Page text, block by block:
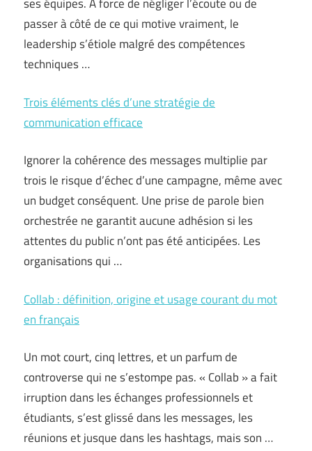
passer à côté de ce qui motive vraiment, le
leadership s’étiole malgré des compétences
techniques …
Trois éléments clés d’une stratégie de
communication efficace
Ignorer la cohérence des messages multiplie par
trois le risque d’échec d’une campagne, même avec
un budget conséquent. Une prise de parole bien
orchestrée ne garantit aucune adhésion si les
attentes du public n’ont pas été anticipées. Les
organisations qui …
Collab : définition, origine et usage courant du mot
en français
Un mot court, cinq lettres, et un parfum de
controverse qui ne s’estompe pas. « Collab » a fait
irruption dans les échanges professionnels et
étudiants, s’est glissé dans les messages, les
réunions et jusque dans les hashtags, mais son …